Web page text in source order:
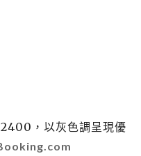
，以灰色調呈現優